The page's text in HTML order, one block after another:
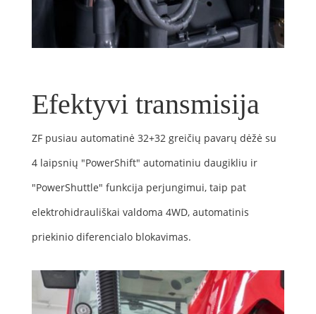
Efektyvi transmisija
ZF pusiau automatinė 32+32 greičių pavarų dėžė su
4 laipsnių "PowerShift" automatiniu daugikliu ir
"PowerShuttle" funkcija perjungimui, taip pat
elektrohidrauliškai valdoma 4WD, automatinis
priekinio diferencialo blokavimas.